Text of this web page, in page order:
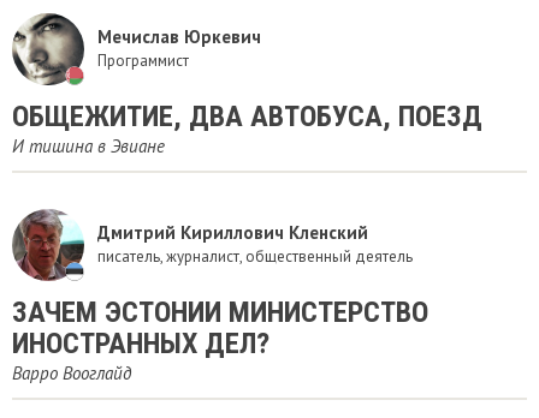
Мечислав Юркевич
Программист
ОБЩЕЖИТИЕ, ДВА АВТОБУСА, ПОЕЗД
И тишина в Эвиане
Дмитрий Кириллович Кленский
писатель, журналист, общественный деятель
ЗАЧЕМ ЭСТОНИИ МИНИСТЕРСТВО
ИНОСТРАННЫХ ДЕЛ?
Варро Вооглайд